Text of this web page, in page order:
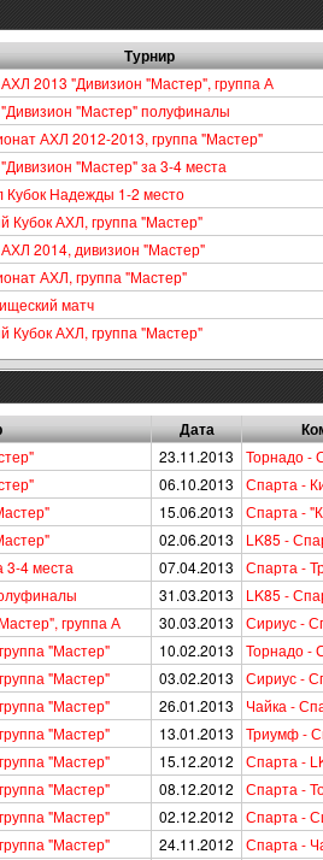
Турнир
АХЛ 2013 "Дивизион "Мастер", группа А
"Дивизион "Мастер" полуфиналы
АХЛ 2012-2013, группа "Мастер"
"Дивизион "Мастер" за 3-4 места
Кубок Надежды 1-2 место
Кубок АХЛ, группа "Мастер"
АХЛ 2014, дивизион "Мастер"
АХЛ, группа "Мастер"
матч
Кубок АХЛ, группа "Мастер"
Дата
23.11.2013
Торнадо -
06.10.2013
Спарта -
15.06.2013
Спарта -
02.06.2013
LK85 -
3-4 места
07.04.2013
Спарта -
31.03.2013
LK85 -
группа А
30.03.2013
Сириус -
"Мастер"
10.02.2013
Торнадо -
"Мастер"
03.02.2013
Сириус -
"Мастер"
26.01.2013
Чайка -
"Мастер"
13.01.2013
Триумф -
"Мастер"
15.12.2012
Спарта -
"Мастер"
08.12.2012
Спарта -
"Мастер"
02.12.2012
Спарта -
"Мастер"
24.11.2012
Спарта -